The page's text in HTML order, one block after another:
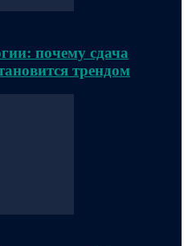
почему сдача
трендом